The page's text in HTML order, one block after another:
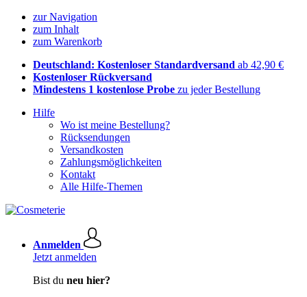
zur Navigation
zum Inhalt
zum Warenkorb
Deutschland: Kostenloser Standardversand ab 42,90 €
Kostenloser Rückversand
Mindestens 1 kostenlose Probe zu jeder Bestellung
Hilfe
Wo ist meine Bestellung?
Rücksendungen
Versandkosten
Zahlungsmöglichkeiten
Kontakt
Alle Hilfe-Themen
Anmelden
Jetzt anmelden
Bist du neu hier?